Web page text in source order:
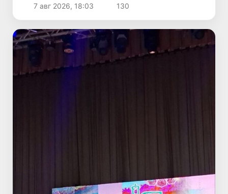
7 авг 2026, 18:03 130